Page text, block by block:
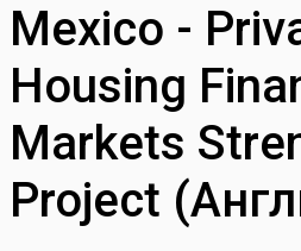
Mexico -
Housing
Markets
Project